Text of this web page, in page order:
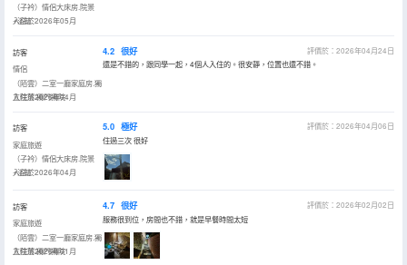
（子衿）情侶大床房.院景
+浴缸
入住於2026年05月
訪客
情侶
（陌雲）二室一廳家庭房.獨
立院落.獨門獨院
入住於2026年04月
4.2 很好
評價於：2026年04月24日
還是不錯的，跟同學一起，4個人入住的。很安靜，位置也還不錯。
訪客
家庭旅遊
（子衿）情侶大床房.院景
+浴缸
入住於2026年04月
5.0 極好
評價於：2026年04月06日
住過三次 很好
訪客
家庭旅遊
（陌雲）二室一廳家庭房.獨
立院落.獨門獨院
入住於2026年01月
4.7 很好
評價於：2026年02月02日
服務很到位，房間也不錯，就是早餐時間太短